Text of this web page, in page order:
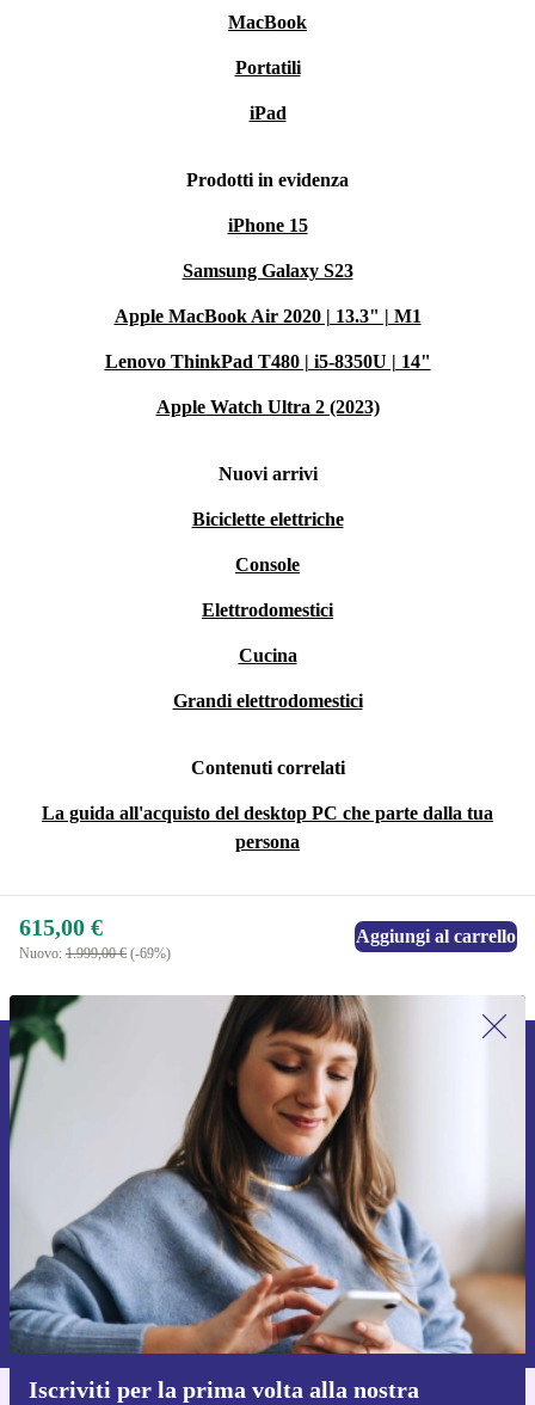
MacBook
Portatili
iPad
Prodotti in evidenza
iPhone 15
Samsung Galaxy S23
Apple MacBook Air 2020 | 13.3" | M1
Lenovo ThinkPad T480 | i5-8350U | 14"
Apple Watch Ultra 2 (2023)
Nuovi arrivi
Biciclette elettriche
Console
Elettrodomestici
Cucina
Grandi elettrodomestici
Contenuti correlati
La guida all'acquisto del desktop PC che parte dalla tua
persona
615,00 €
Nuovo: 1.999,00 € (-69%)
Aggiungi al carrello
Iscriviti per la prima volta alla nostra
Iscriviti per la prima volta alla nostra
newsletter e ottieni 15€ di sconto!
Non farti più scappare le migliori offerte.
Richiedi codice sconto
Per maggiori informazioni sull’uso dei dati personali, visita la nostra
Normativa sulla privacy.